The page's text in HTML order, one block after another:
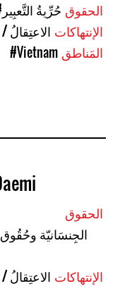
#حُرِّيةُ التَّعبِير
#Vietnam
#الجِنسَانيّة